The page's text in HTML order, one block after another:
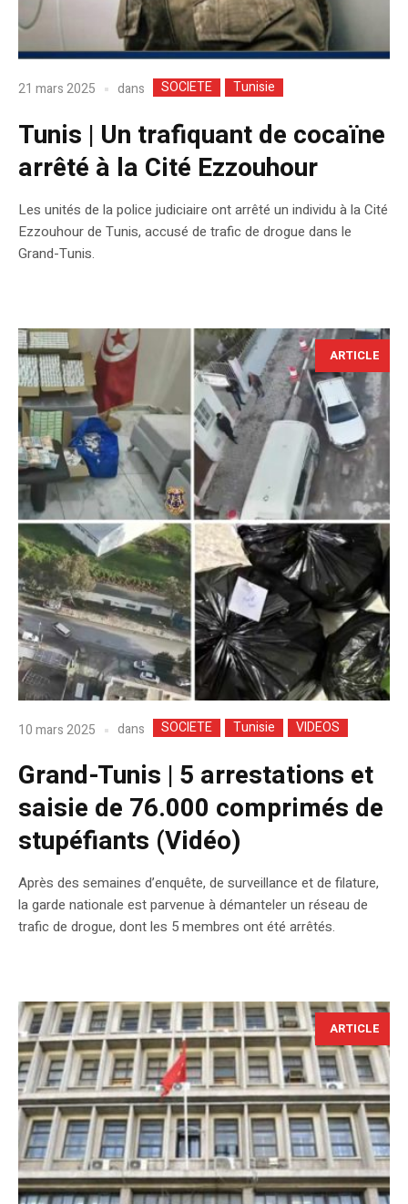
21 mars 2025 dans SOCIETE Tunisie
Tunis | Un trafiquant de cocaïne
arrêté à la Cité Ezzouhour
Les unités de la police judiciaire ont arrêté un individu à la Cité
Ezzouhour de Tunis, accusé de trafic de drogue dans le
Grand-Tunis.
ARTICLE
10 mars 2025 dans SOCIETE Tunisie VIDEOS
Grand-Tunis | 5 arrestations et
saisie de 76.000 comprimés de
stupéfiants (Vidéo)
Après des semaines d’enquête, de surveillance et de filature,
la garde nationale est parvenue à démanteler un réseau de
trafic de drogue, dont les 5 membres ont été arrêtés.
ARTICLE